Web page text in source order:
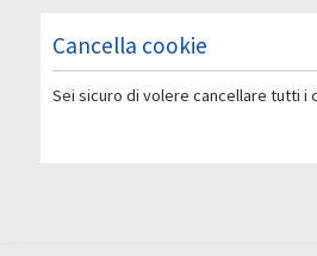
Cancella cookie
Sei sicuro di volere cancellare tutti i